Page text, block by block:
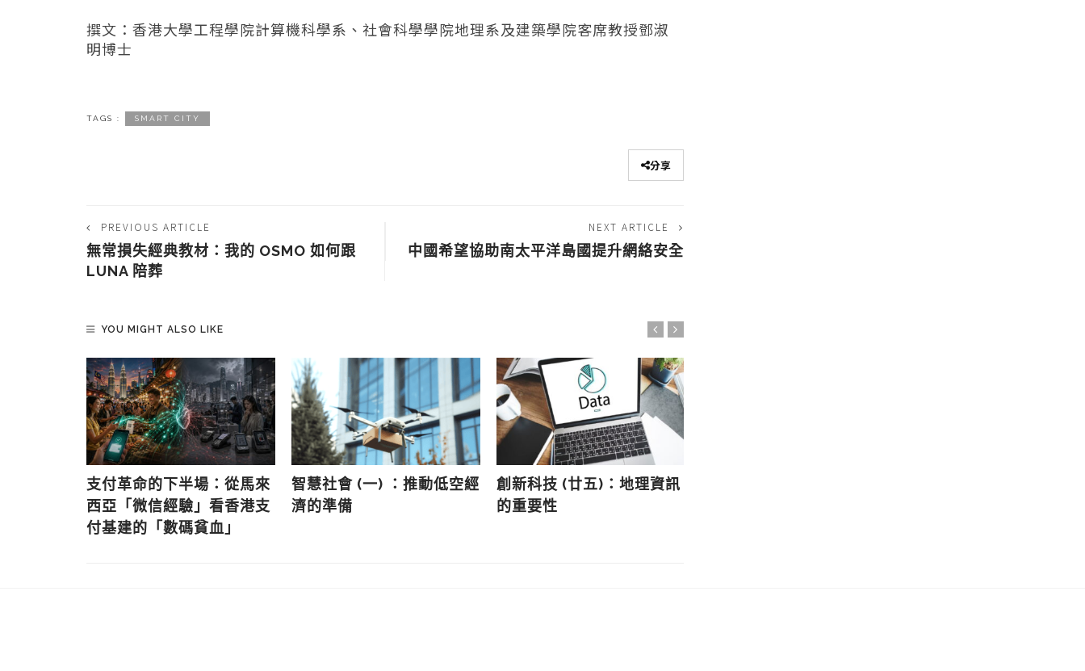
撰文： 香港大學工程學院計算機科學系、社會科學學院地理系及建築學院客席教授鄧淑
明博士
TAGS : SMART CITY
分享
PREVIOUS ARTICLE
無常損失經典教材：我的 OSMO 如何跟
LUNA 陪葬
NEXT ARTICLE
中國希望協助南太平洋島國提升網絡安全
YOU MIGHT ALSO LIKE
支付革命的下半場：從馬來
西亞「微信經驗」看香港支
付基建的「數碼貧血」
智慧社會 (一) ：推動低空經
濟的準備
創新科技 (廿五)：地理資訊
的重要性